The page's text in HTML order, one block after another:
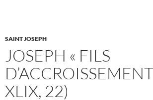
SAINT JOSEPH
JOSEPH « FILS
XLIX, 22)